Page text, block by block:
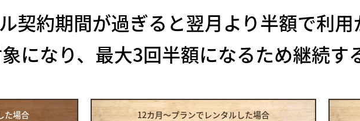
契約期間が過ぎると翌月より半額で利用
になり、最大3回半額になるため継続す
た場合 12カ月～プランでレンタルした場合